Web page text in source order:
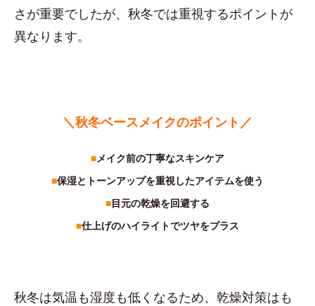
さが重要でしたが、秋冬では重視するポイントが
異なります。
＼秋冬ベースメイクのポイント／
■メイク前の丁寧なスキンケア
■保湿とトーンアップを重視したアイテムを使う
■目元の乾燥を回避する
■仕上げのハイライトでツヤをプラス
秋冬は気温も湿度も低くなるため、乾燥対策はも